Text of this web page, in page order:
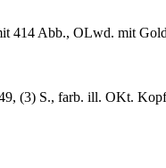
414 Abb., OLwd. mit
(3) S., farb. ill. OKt.